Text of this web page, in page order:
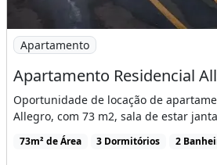
Imagem: Apartamento Residencial
Apartamento
Apartamento Residencial
Oportunidade de locação de
Allegro, com 73 m2, sala de estar
73m² de Área 3 Dormitórios 2